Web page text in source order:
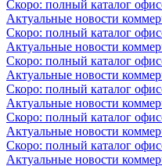
Скоро: полный каталог
Актуальные новости
Скоро: полный каталог
Актуальные новости
Скоро: полный каталог
Актуальные новости
Скоро: полный каталог
Актуальные новости
Скоро: полный каталог
Актуальные новости
Скоро: полный каталог
Актуальные новости